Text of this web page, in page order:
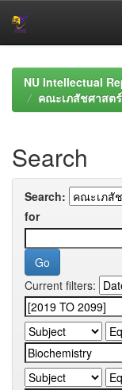
navigationNU Intellectual
คณะเภสัชศาสตร์
Search
Search:
for
Current filters: